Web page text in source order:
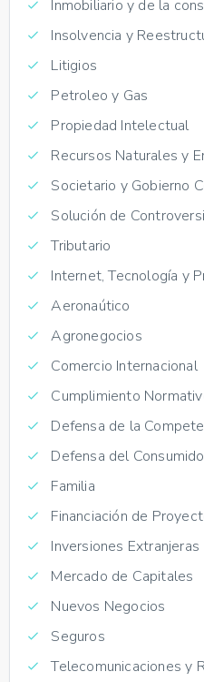
Inmobiliario y de la
Insolvencia y
Litigios
Petroleo y Gas
Propiedad Intelectual
Recursos Naturales y
Societario y Gobierno
Solución de
Tributario
Internet, Tecnología y
Aeronaútico
Agronegocios
Comercio Internacional
Cumplimiento
Defensa de la
Defensa del
Familia
Financiación de
Inversiones Extranjeras
Mercado de Capitales
Nuevos Negocios
Seguros
Telecomunicaciones y